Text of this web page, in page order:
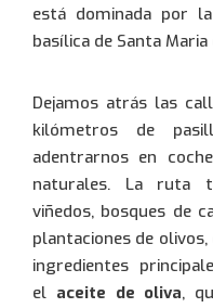
está dominada por
basílica de Santa
Dejamos atrás las
kilómetros de
adentrarnos en
naturales. La ruta
viñedos, bosques de
plantaciones de
ingredientes
el aceite de oliva,